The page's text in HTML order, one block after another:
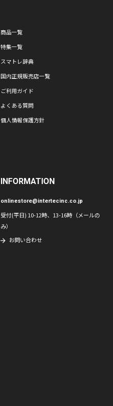
商品一覧
特集一覧
スマトレ辞典
国内正規販売店一覧
ご利用ガイド
よくある質問
個人情報保護方針
INFORMATION
onlinestore@intertecinc.co.jp
受付(平日) 10-12時、13-16時（メールの
み）
お問い合わせ